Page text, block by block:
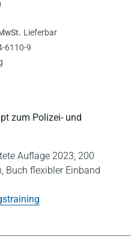
zum Polizei- und
Auflage 2023, 200
Buch flexibler Einband
Lieferbar
6110-9